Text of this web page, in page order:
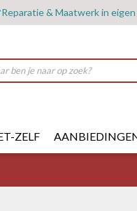
Reparatie & Maatwerk in
ZELF